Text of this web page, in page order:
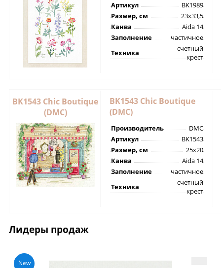
Артикул
BK1989
Размер, см
23х33,5
Канва
Aida 14
Заполнение
частичное
Техника
счетный
крест
BK1543 Chic Boutique
(DMC)
BK1543 Chic Boutique
(DMC)
Производитель
DMC
Артикул
BK1543
Размер, см
25х20
Канва
Aida 14
Заполнение
частичное
Техника
счетный
крест
Лидеры продаж
New